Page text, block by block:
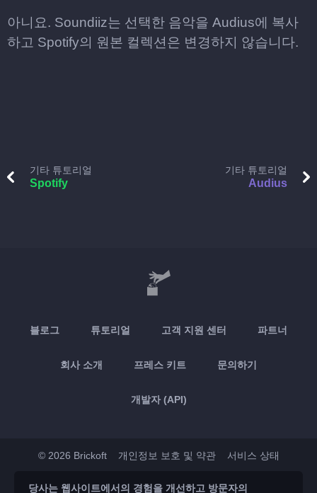
아니요. Soundiiz는 선택한 음악을 Audius에 복사
하고 Spotify의 원본 컬렉션은 변경하지 않습니다.
기타 튜토리얼
Spotify
기타 튜토리얼
Audius
블로그 튜토리얼 고객 지원 센터 파트너
회사 소개 프레스 키트 문의하기
개발자 (API)
© 2026 Brickoft 개인정보 보호 및 약관 서비스 상태
App Store Google Play
당사는 웹사이트에서의 경험을 개선하고 방문자의